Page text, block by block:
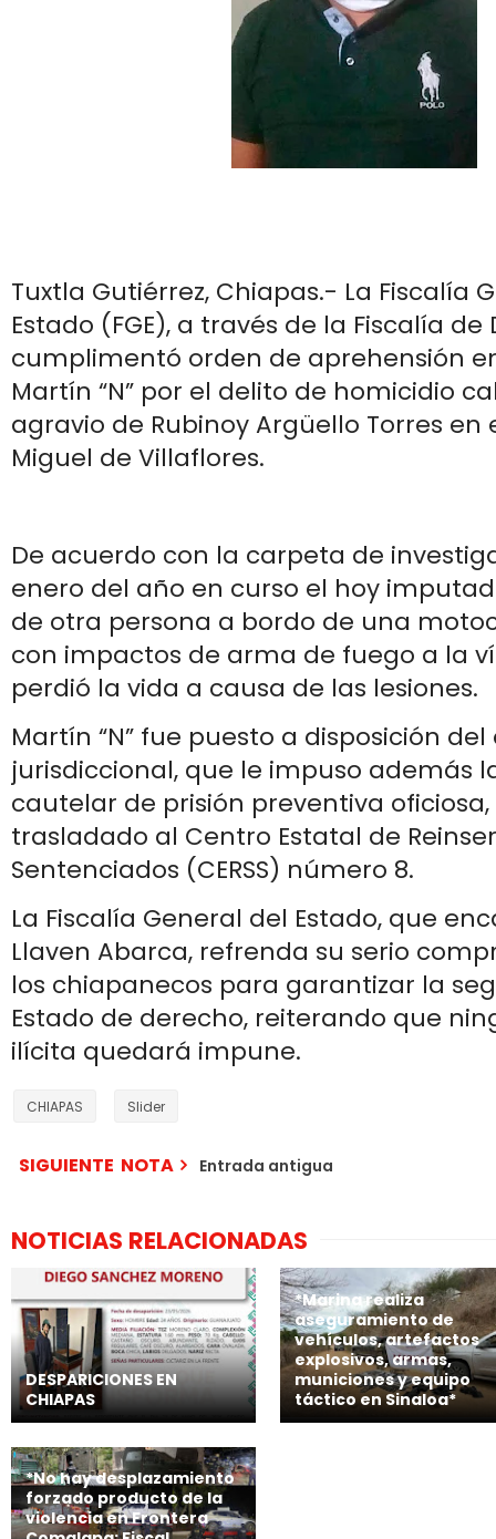
Tuxtla Gutiérrez, Chiapas.- La Fiscalía
Estado (FGE), a través de la Fiscalía de
cumplimentó orden de aprehensión
Martín “N” por el delito de homicidio
agravio de Rubinoy Argüello Torres en
Miguel de Villaflores.
De acuerdo con la carpeta de
enero del año en curso el hoy
de otra persona a bordo de una
con impactos de arma de fuego a la
perdió la vida a causa de las lesiones.
Martín “N” fue puesto a disposición
jurisdiccional, que le impuso además
cautelar de prisión preventiva
trasladado al Centro Estatal de
Sentenciados (CERSS) número 8.
La Fiscalía General del Estado, que
Llaven Abarca, refrenda su serio
los chiapanecos para garantizar la
Estado de derecho, reiterando que
ilícita quedará impune.
CHIAPAS Slider
SIGUIENTE NOTA Entrada antigua
NOTICIAS RELACIONADAS
DESPARICIONES EN
CHIAPAS
*Marina realiza
aseguramiento de
vehículos, artefactos
explosivos, armas,
municiones y equipo
táctico en Sinaloa*
*No hay desplazamiento
forzado producto de la
violencia en Frontera